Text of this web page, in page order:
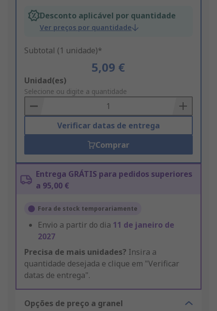
Desconto aplicável por quantidade
Ver preços por quantidade
Subtotal (1 unidade)*
5,09 €
Add
to
Basket
Unidad(es)
Selecione ou digite a quantidade
Verificar datas de entrega
Comprar
Entrega GRÁTIS para pedidos superiores
a 95,00 €
Fora de stock temporariamente
Envio a partir do dia 11 de janeiro de
2027
Precisa de mais unidades? Insira a
quantidade desejada e clique em "Verificar
datas de entrega".
Opções de preço a granel